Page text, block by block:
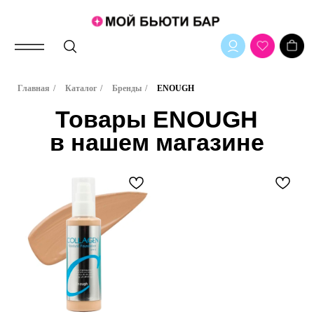
Главная / Каталог / Бренды / ENOUGH
Товары ENOUGH